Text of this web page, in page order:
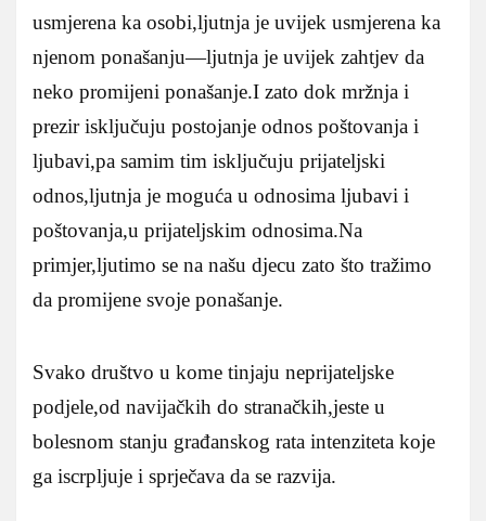
usmjerena ka osobi,ljutnja je uvijek usmjerena ka
njenom ponašanju—ljutnja je uvijek zahtjev da
neko promijeni ponašanje.I zato dok mržnja i
prezir isključuju postojanje odnos poštovanja i
ljubavi,pa samim tim isključuju prijateljski
odnos,ljutnja je moguća u odnosima ljubavi i
poštovanja,u prijateljskim odnosima.Na
primjer,ljutimo se na našu djecu zato što tražimo
da promijene svoje ponašanje.
Svako društvo u kome tinjaju neprijateljske
podjele,od navijačkih do stranačkih,jeste u
bolesnom stanju građanskog rata intenziteta koje
ga iscrpljuje i sprječava da se razvija.